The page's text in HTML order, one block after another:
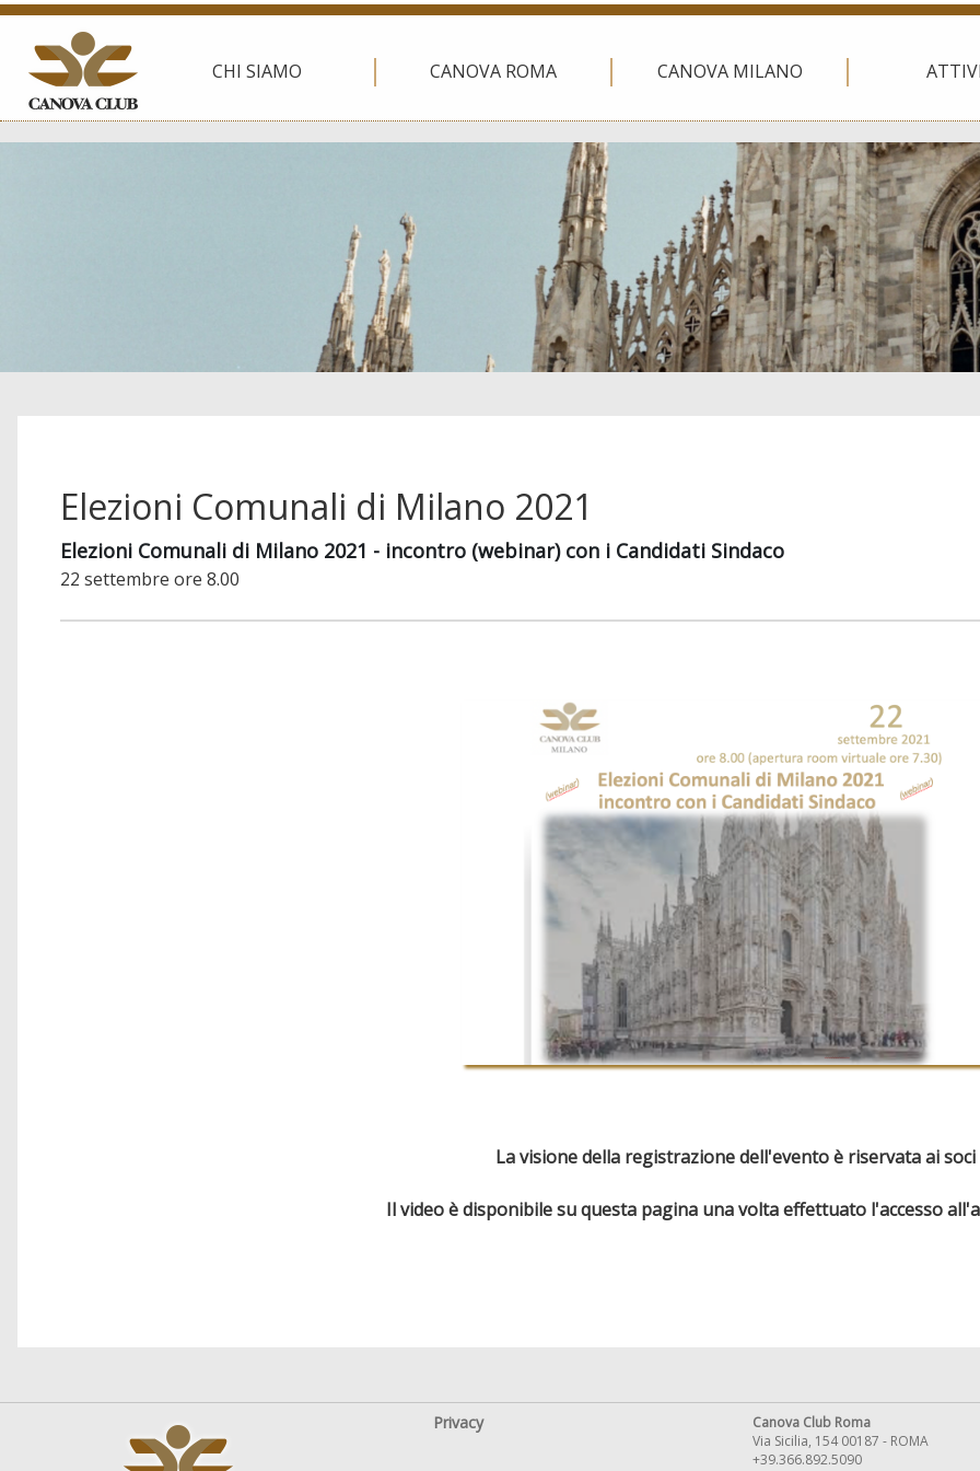
CHI SIAMO CANOVA ROMA CANOVA MILANO
Elezioni Comunali di Milano 2021
Elezioni Comunali di Milano 2021 - incontro (webinar) con i Candidati Sindaco
22 settembre ore 8.00
La visione della registrazione dell'evento è riservata ai soci
Il video è disponibile su questa pagina una volta effettuato l'accesso
Privacy
Canova Club Roma
Via Sicilia, 154 00187 - ROMA
+39.366.892.5090